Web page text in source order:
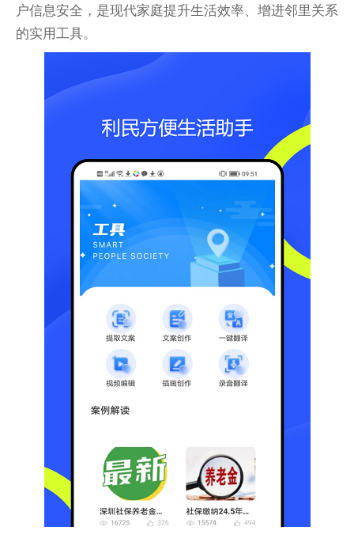
户信息安全，是现代家庭提升生活效率、增进邻里关系
的实用工具。